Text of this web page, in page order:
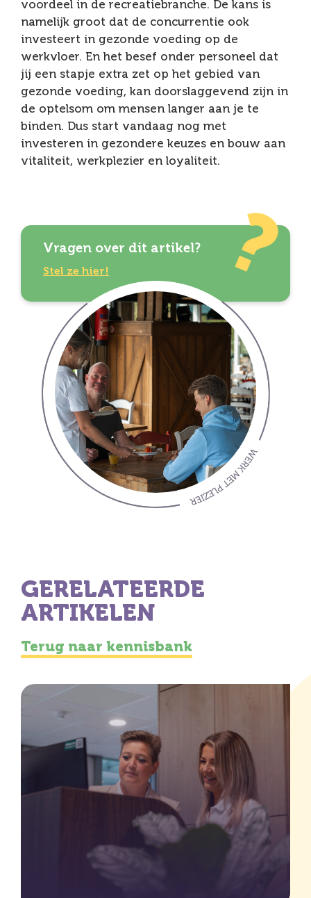
voordeel in de recreatiebranche. De kans is
namelijk groot dat de concurrentie ook
investeert in gezonde voeding op de
werkvloer. En het besef onder personeel dat
jij een stapje extra zet op het gebied van
gezonde voeding, kan doorslaggevend zijn in
de optelsom om mensen langer aan je te
binden. Dus start vandaag nog met
investeren in gezondere keuzes en bouw aan
vitaliteit, werkplezier en loyaliteit.
Vragen over dit artikel?
Stel ze hier!
GERELATEERDE
ARTIKELEN
Terug naar kennisbank